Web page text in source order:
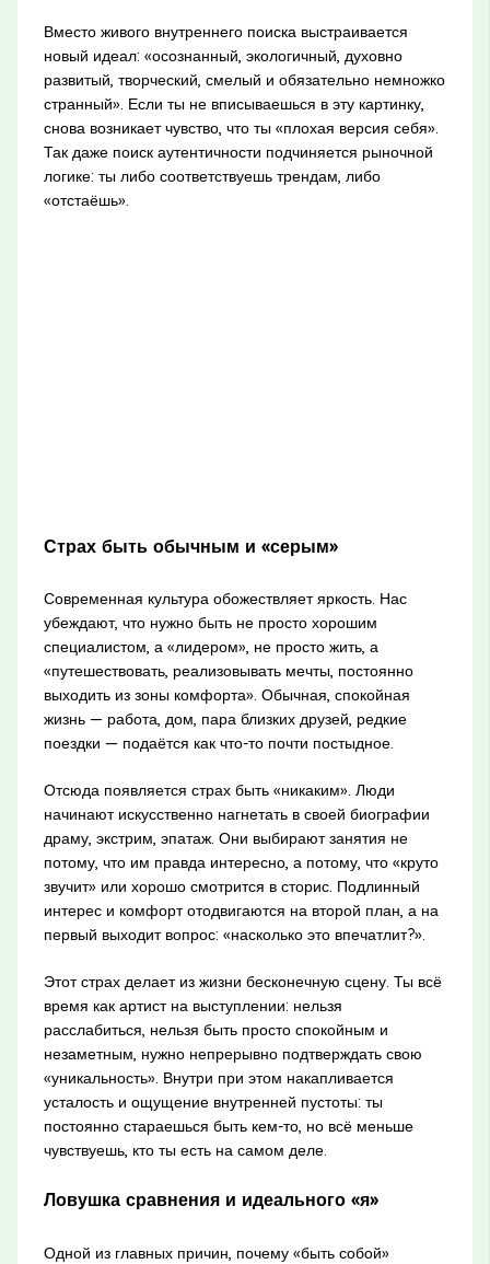
Вместо живого внутреннего поиска выстраивается
новый идеал: «осознанный, экологичный, духовно
развитый, творческий, смелый и обязательно немножко
странный». Если ты не вписываешься в эту картинку,
снова возникает чувство, что ты «плохая версия себя».
Так даже поиск аутентичности подчиняется рыночной
логике: ты либо соответствуешь трендам, либо
«отстаёшь».
Страх быть обычным и «серым»
Современная культура обожествляет яркость. Нас
убеждают, что нужно быть не просто хорошим
специалистом, а «лидером», не просто жить, а
«путешествовать, реализовывать мечты, постоянно
выходить из зоны комфорта». Обычная, спокойная
жизнь — работа, дом, пара близких друзей, редкие
поездки — подаётся как что-то почти постыдное.
Отсюда появляется страх быть «никаким». Люди
начинают искусственно нагнетать в своей биографии
драму, экстрим, эпатаж. Они выбирают занятия не
потому, что им правда интересно, а потому, что «круто
звучит» или хорошо смотрится в сторис. Подлинный
интерес и комфорт отодвигаются на второй план, а на
первый выходит вопрос: «насколько это впечатлит?».
Этот страх делает из жизни бесконечную сцену. Ты всё
время как артист на выступлении: нельзя
расслабиться, нельзя быть просто спокойным и
незаметным, нужно непрерывно подтверждать свою
«уникальность». Внутри при этом накапливается
усталость и ощущение внутренней пустоты: ты
постоянно стараешься быть кем-то, но всё меньше
чувствуешь, кто ты есть на самом деле.
Ловушка сравнения и идеального «я»
Одной из главных причин, почему «быть собой»